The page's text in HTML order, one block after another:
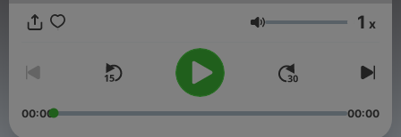
Volumen 1 x
00:00 00:00